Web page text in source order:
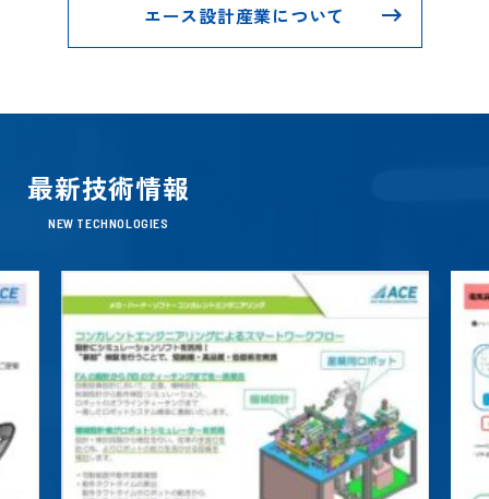
エース設計産業について
最新技術情報
NEW TECHNOLOGIES